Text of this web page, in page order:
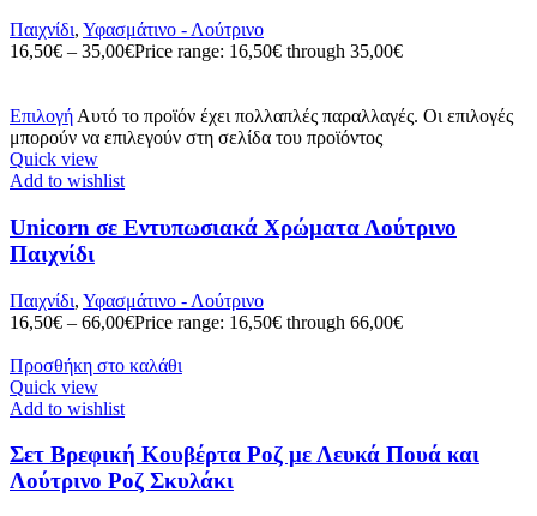
Παιχνίδι, Υφασμάτινο - Λούτρινο
16,50€ – 35,00€Price range: 16,50€ through 35,00€
Επιλογή Αυτό το προϊόν έχει πολλαπλές παραλλαγές. Οι επιλογές
μπορούν να επιλεγούν στη σελίδα του προϊόντος
Quick view
Add to wishlist
Unicorn σε Εντυπωσιακά Χρώματα Λούτρινο
Παιχνίδι
Παιχνίδι, Υφασμάτινο - Λούτρινο
16,50€ – 66,00€Price range: 16,50€ through 66,00€
Προσθήκη στο καλάθι
Quick view
Add to wishlist
Σετ Βρεφική Κουβέρτα Ροζ με Λευκά Πουά και
Λούτρινο Ροζ Σκυλάκι